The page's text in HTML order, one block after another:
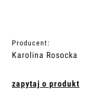
Producent:
Karolina Rosocka
zapytaj o produkt